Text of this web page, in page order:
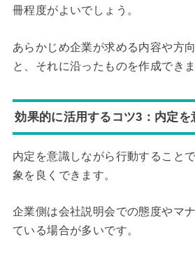
冊程度がよいでしょう。
あらかじめ企業が求める内容や方
と、それに沿ったものを作成できま
効果的に活用するコツ3：内定を
内定を意識しながら行動すること
象を良くできます。
企業側は会社説明会での態度やマ
ている場合が多いです。